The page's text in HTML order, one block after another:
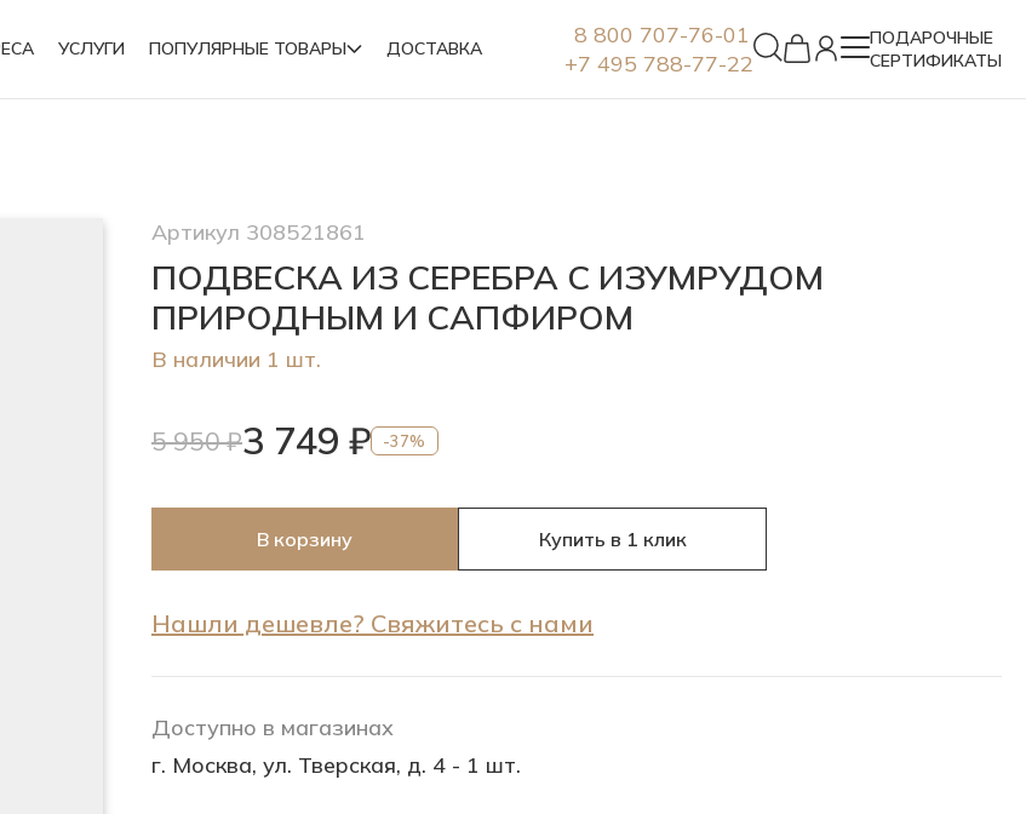
УСЛУГИ ПОПУЛЯРНЫЕ ТОВАРЫ ДОСТАВКА
8 800 707-76-01
+7 495 788-77-22
ПОДАРОЧНЫЕ
СЕРТИФИКАТЫ
Броши
Артикул 308521861
ПОДВЕСКА ИЗ СЕРЕБРА С ИЗУМРУДОМ
ПРИРОДНЫМ И САПФИРОМ
В наличии 1 шт.
5 950 ₽3 749 ₽ -37%
В корзину Купить в 1 клик
Нашли дешевле? Свяжитесь с нами
Доступно в магазинах
г. Москва, ул. Тверская, д. 4 - 1 шт.